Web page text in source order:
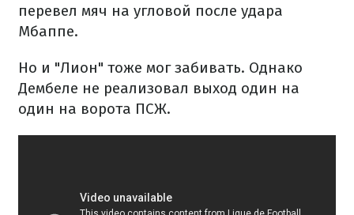
перевел мяч на угловой после удара
Мбаппе.
Но и "Лион" тоже мог забивать. Однако
Дембеле не реализовал выход один на
один на ворота ПСЖ.